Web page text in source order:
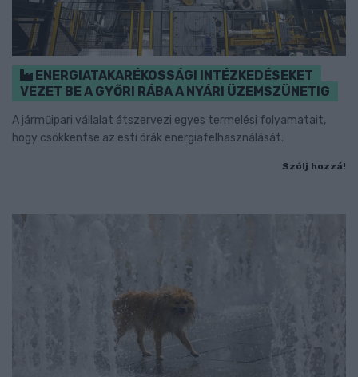
ENERGIATAKARÉKOSSÁGI INTÉZKEDÉSEKET
VEZET BE A GYŐRI RÁBA A NYÁRI ÜZEMSZÜNETIG
A járműipari vállalat átszervezi egyes termelési folyamatait,
hogy csökkentse az esti órák energiafelhasználását.
Szólj hozzá!